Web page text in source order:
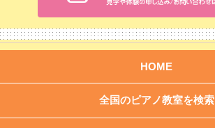
HOME
全国のピアノ教室を検索